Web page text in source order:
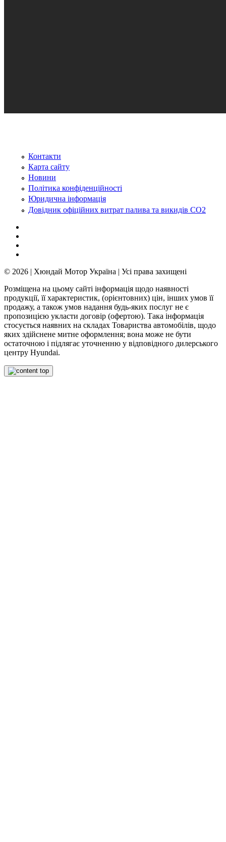
Контакти
Карта сайту
Новини
Політика конфіденційності
Юридична інформація
Довідник офіційних витрат палива та викидів СО2
© 2026 | Хюндай Мотор Україна | Усі права захищені
Розміщена на цьому сайті інформація щодо наявності
продукції, її характеристик, (орієнтовних) цін, інших умов її
продажу, а також умов надання будь-яких послуг не є
пропозицією укласти договір (офертою). Така інформація
стосується наявних на складах Товариства автомобілів, щодо
яких здійснене митне оформлення; вона може не бути
остаточною і підлягає уточненню у відповідного дилерського
центру Hyundai.